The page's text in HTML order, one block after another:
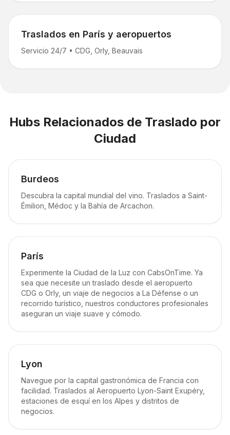
Traslados en París y aeropuertos
Servicio 24/7 • CDG, Orly, Beauvais
Hubs Relacionados de Traslado por
Ciudad
Burdeos
Descubra la capital mundial del vino. Traslados a Saint-
Émilion, Médoc y la Bahía de Arcachon.
París
Experimente la Ciudad de la Luz con CabsOnTime. Ya
sea que necesite un traslado desde el aeropuerto
CDG o Orly, un viaje de negocios a La Défense o un
recorrido turístico, nuestros conductores profesionales
aseguran un viaje suave y cómodo.
Lyon
Navegue por la capital gastronómica de Francia con
facilidad. Traslados al Aeropuerto Lyon-Saint Exupéry,
estaciones de esquí en los Alpes y distritos de
negocios.